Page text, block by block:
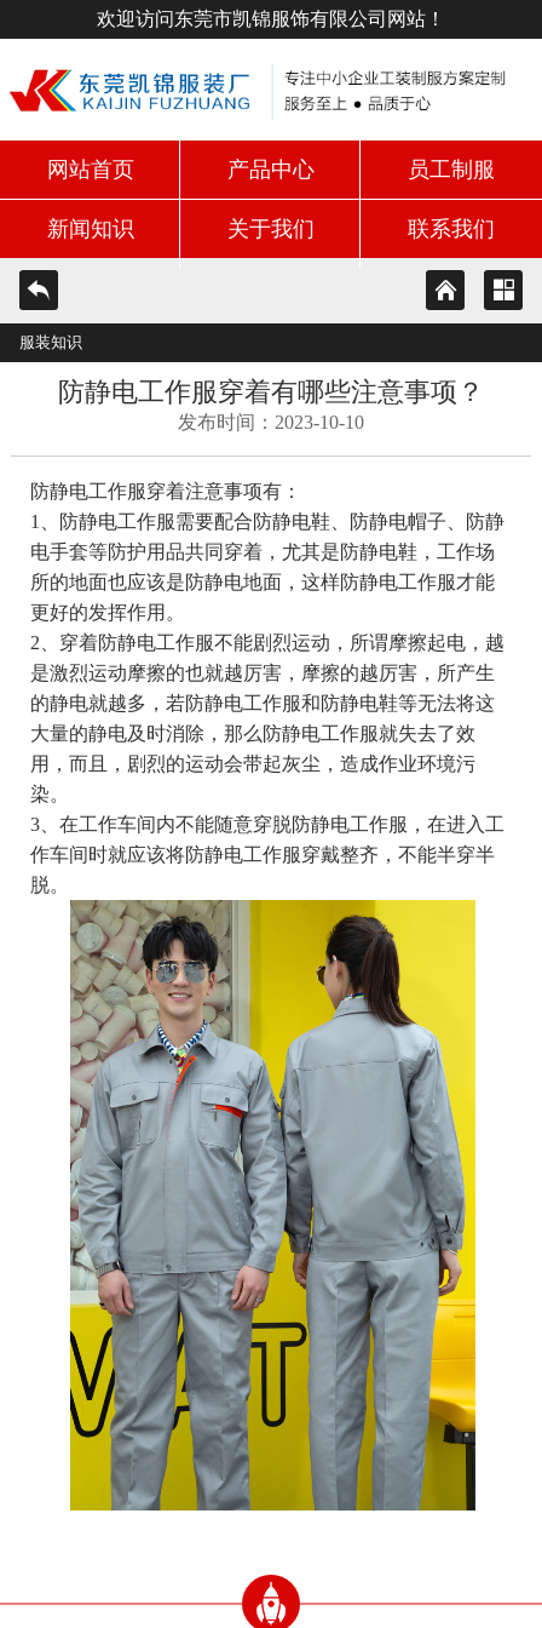
欢迎访问东莞市凯锦服饰有限公司网站！
网站首页 产品中心 员工制服
新闻知识 关于我们 联系我们
服装知识
防静电工作服穿着有哪些注意事项？
发布时间：2023-10-10
防静电工作服穿着注意事项有：
1、防静电工作服需要配合防静电鞋、防静电帽子、防静
电手套等防护用品共同穿着，尤其是防静电鞋，工作场
所的地面也应该是防静电地面，这样防静电工作服才能
更好的发挥作用。
2、穿着防静电工作服不能剧烈运动，所谓摩擦起电，越
是激烈运动摩擦的也就越厉害，摩擦的越厉害，所产生
的静电就越多，若防静电工作服和防静电鞋等无法将这
大量的静电及时消除，那么防静电工作服就失去了效
用，而且，剧烈的运动会带起灰尘，造成作业环境污
染。
3、在工作车间内不能随意穿脱防静电工作服，在进入工
作车间时就应该将防静电工作服穿戴整齐，不能半穿半
脱。